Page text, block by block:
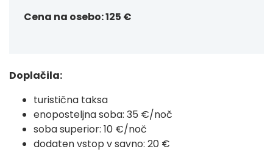
Cena na osebo: 125 €
Doplačila:
turistična taksa
enoposteljna soba: 35 €/noč
soba superior: 10 €/noč
dodaten vstop v savno: 20 €